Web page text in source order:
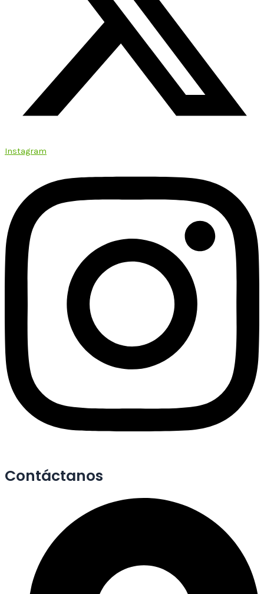
Instagram
Contáctanos